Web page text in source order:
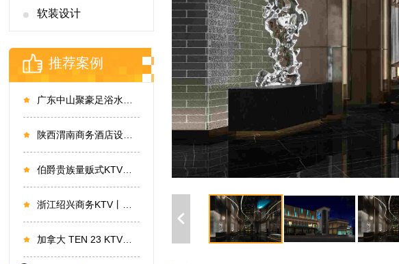
软装设计
推荐案例
伯爵贵族量贩式KTV设计
加拿大 TEN 23 KTV设计